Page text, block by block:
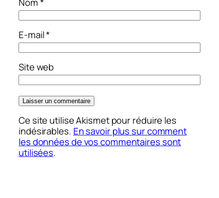
E-mail*
Site web
Ce site utilise Akismet pour réduire les
indésirables. En savoir plus sur comment
les données de vos commentaires sont
utilisées.